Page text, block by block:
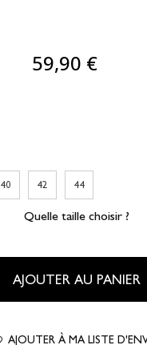
59,90 €
40 42 44
Quelle taille choisir ?
AJOUTER AU PANIER
AJOUTER À MA LISTE